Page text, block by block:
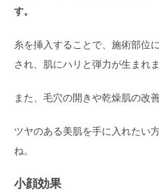
す。
糸を挿入することで、施術部位
され、肌にハリと弾力が生まれま
また、毛穴の開きや乾燥肌の改
ツヤのある美肌を手に入れたい
ね。
小顔効果